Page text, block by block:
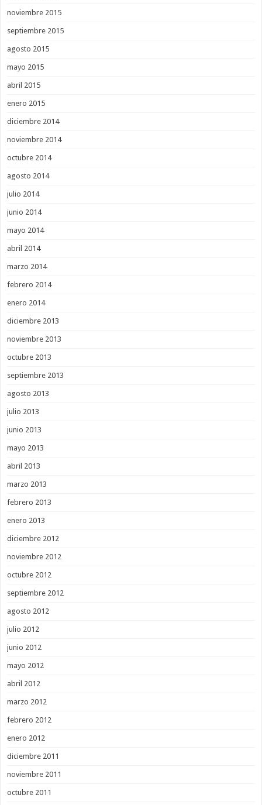
noviembre 2015
septiembre 2015
agosto 2015
mayo 2015
abril 2015
enero 2015
diciembre 2014
noviembre 2014
octubre 2014
agosto 2014
julio 2014
junio 2014
mayo 2014
abril 2014
marzo 2014
febrero 2014
enero 2014
diciembre 2013
noviembre 2013
octubre 2013
septiembre 2013
agosto 2013
julio 2013
junio 2013
mayo 2013
abril 2013
marzo 2013
febrero 2013
enero 2013
diciembre 2012
noviembre 2012
octubre 2012
septiembre 2012
agosto 2012
julio 2012
junio 2012
mayo 2012
abril 2012
marzo 2012
febrero 2012
enero 2012
diciembre 2011
noviembre 2011
octubre 2011